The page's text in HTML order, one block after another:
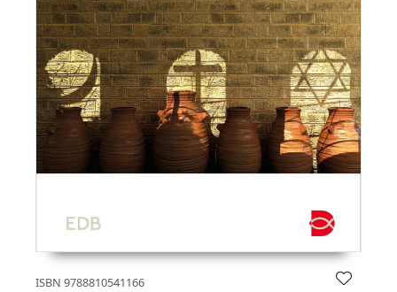
ISBN 9788810541166